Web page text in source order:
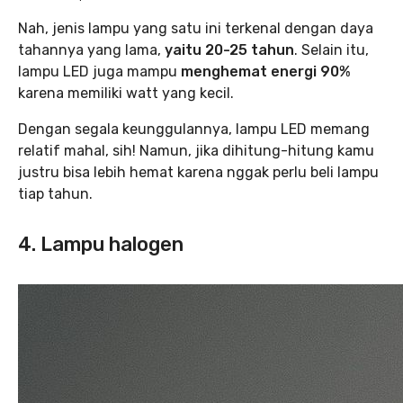
Nah, jenis lampu yang satu ini terkenal dengan daya
tahannya yang lama, yaitu 20-25 tahun. Selain itu,
lampu LED juga mampu menghemat energi 90%
karena memiliki watt yang kecil.
Dengan segala keunggulannya, lampu LED memang
relatif mahal, sih! Namun, jika dihitung-hitung kamu
justru bisa lebih hemat karena nggak perlu beli lampu
tiap tahun.
4. Lampu halogen